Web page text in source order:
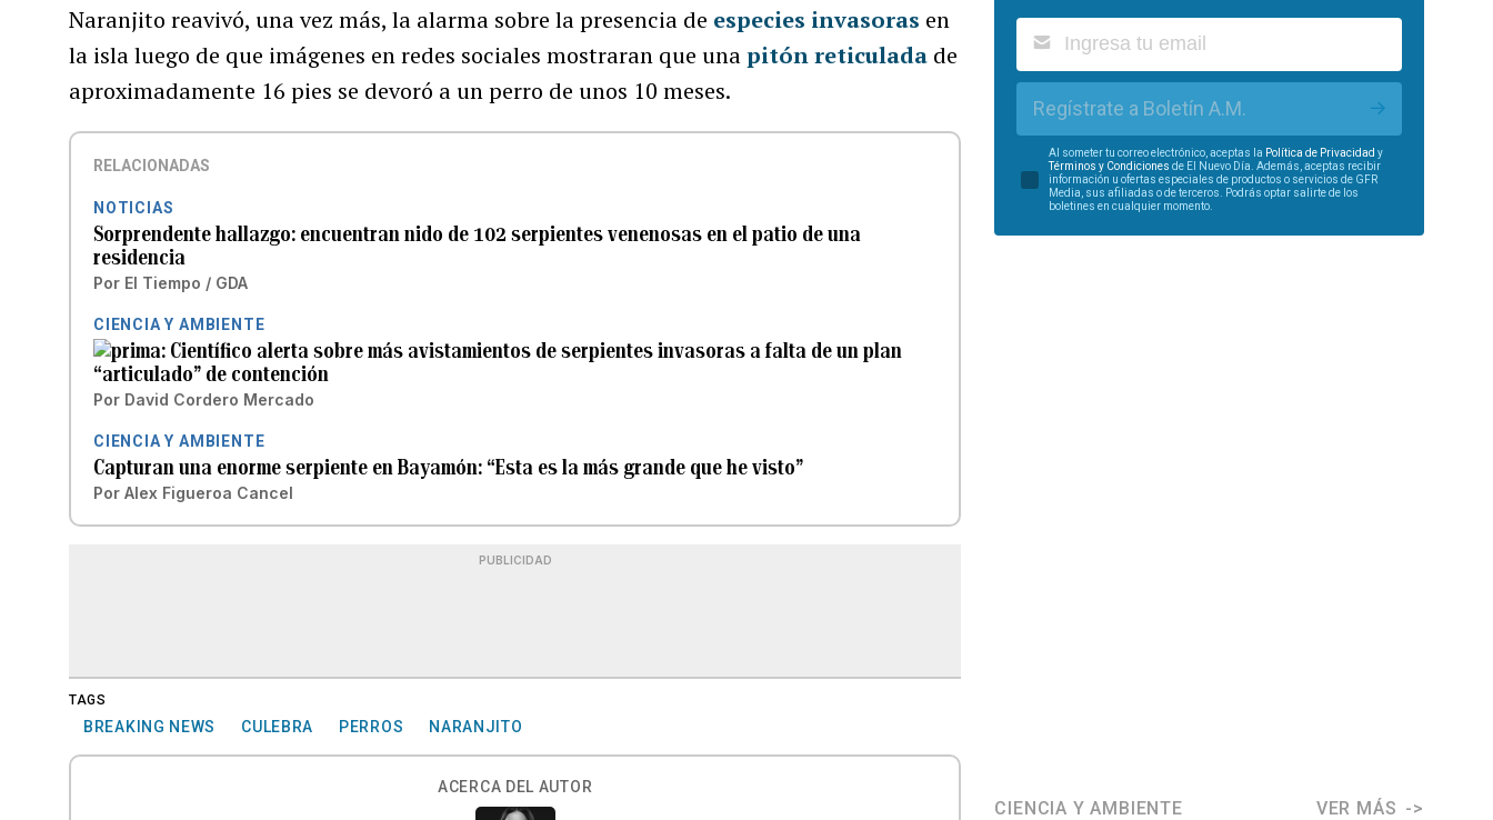
Naranjito reavivó, una vez más, la alarma sobre la presencia de especies invasoras en
la isla luego de que imágenes en redes sociales mostraran que unapitón reticulada de
aproximadamente 16 pies se devoró a un perro de unos 10 meses.
RELACIONADAS
NOTICIAS
Sorprendente hallazgo: encuentran nido de 102 serpientes venenosas en el patio de una
residencia
Por El Tiempo / GDA
CIENCIA Y AMBIENTE
Científico alerta sobre más avistamientos de serpientes invasoras a falta de un plan
“articulado” de contención
Por David Cordero Mercado
CIENCIA Y AMBIENTE
Capturan una enorme serpiente en Bayamón: “Esta es la más grande que he visto”
Por Alex Figueroa Cancel
PUBLICIDAD
TAGS
BREAKING NEWS CULEBRA PERROS NARANJITO
ACERCA DEL AUTOR
Regístrate a Boletín A.M.
Al someter tu correo electrónico, aceptas la Política de Privacidad y
Términos y Condiciones de El Nuevo Día. Además, aceptas recibir
información u ofertas especiales de productos o servicios de GFR
Media, sus afiliadas o de terceros. Podrás optar salirte de los
boletines en cualquier momento.
CIENCIA Y AMBIENTE VER MÁS